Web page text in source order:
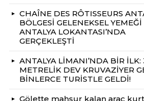
CHAÎNE DES RÔTISSEURS
BÖLGESİ GELENEKSEL YEMEĞİ
ANTALYA LOKANTASI’NDA
GERÇEKLEŞTİ
ANTALYA LİMANI’NDA BİR İLK:
METRELİK DEV KRUVAZİYER
BİNLERCE TURİSTLE GELDİ!
Gölette mahsur kalan araç